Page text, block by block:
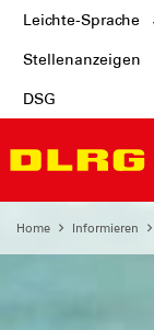
Leichte-Sprache
Stellenanzeigen
DSG
Home Informieren